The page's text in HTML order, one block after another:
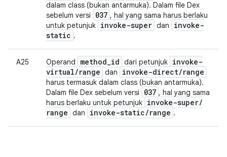
dalam class (bukan antarmuka). Dalam file Dex
sebelum versi
037 , hal yang sama harus berlaku
untuk petunjuk invoke-super dan
invoke-
static .
A25 Operand method_id dari petunjuk invoke-
virtual/range dan invoke-direct/range
harus termasuk dalam class (bukan antarmuka).
Dalam file Dex sebelum versi
037 , hal yang sama
harus berlaku untuk petunjuk invoke-super/
range dan invoke-static/range .